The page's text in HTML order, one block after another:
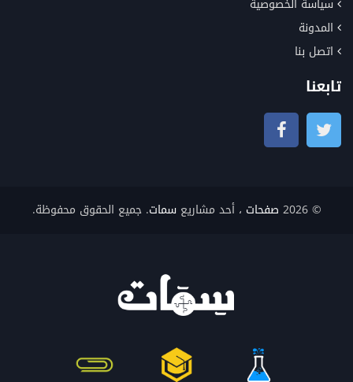
المدونة
اتصل بنا
تابعنا
© 2026 صفحات ، أحد مشاريعسمات. جميع الحقوق محفوظة.